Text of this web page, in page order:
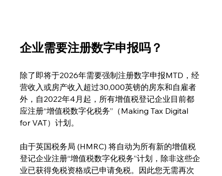
企业需要注册数字申报吗？
除了即将于2026年需要强制注册数字申报MTD，经
营收入或房产收入超过30,000英镑的房东和自雇者
外，自2022年4月起，所有增值税登记企业目前都
应注册“增值税数字化税务”（Making Tax Digital
for VAT）计划。
由于英国税务局 (HMRC) 将自动为所有新的增值税
登记企业注册“增值税数字化税务”计划，除非这些企
业已获得免税资格或已申请免税。因此您无需再次